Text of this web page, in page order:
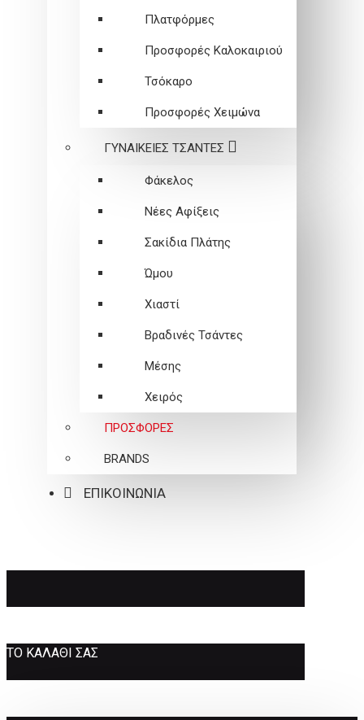
Πλατφόρμες
Προσφορές Καλοκαιριού
Τσόκαρο
Προσφορές Χειμώνα
ΓΥΝΑΙΚΕΙEΣ ΤΣΑΝΤΕΣ
Φάκελος
Νέες Αφίξεις
Σακίδια Πλάτης
Ώμου
Χιαστί
Βραδινές Τσάντες
Μέσης
Χειρός
ΠΡΟΣΦΟΡΕΣ
BRANDS
ΕΠΙΚΟΙΝΩΝΙΑ
ΤΟ ΚΑΛΆΘΙ ΣΑΣ